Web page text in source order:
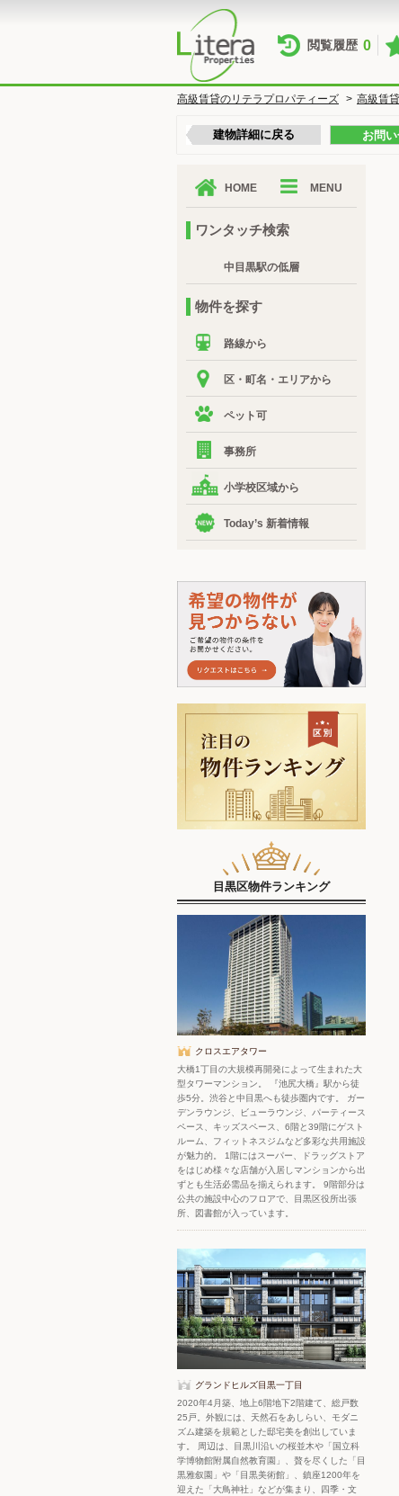
閲覧履歴 0
高級賃貸のリテラプロパティーズ > 高級賃
建物詳細に戻る お問
HOME MENU
ワンタッチ検索
中目黒駅の低層
物件を探す
路線から
区・町名・エリアから
ペット可
事務所
小学校区域から
Today’s 新着情報
目黒区物件ランキング
クロスエアタワー
大橋1丁目の大規模再開発によって生まれた大
型タワーマンション。 『池尻大橋』駅から徒
歩5分。渋谷と中目黒へも徒歩圏内です。 ガー
デンラウンジ、ビューラウンジ、パーティース
ペース、キッズスペース、6階と39階にゲスト
ルーム、フィットネスジムなど多彩な共用施設
が魅力的。 1階にはスーパー、ドラッグストア
をはじめ様々な店舗が入居しマンションから出
ずとも生活必需品を揃えられます。 9階部分は
公共の施設中心のフロアで、目黒区役所出張
所、図書館が入っています。
グランドヒルズ目黒一丁目
2020年4月築、地上6階地下2階建て、総戸数
25戸。外観には、天然石をあしらい、モダニ
ズム建築を規範とした邸宅美を創出していま
す。 周辺は、目黒川沿いの桜並木や「国立科
学博物館附属自然教育園」、贅を尽くした「目
黒雅叙園」や「目黒美術館」、鎮座1200年を
迎えた「大鳥神社」などが集まり、四季・文